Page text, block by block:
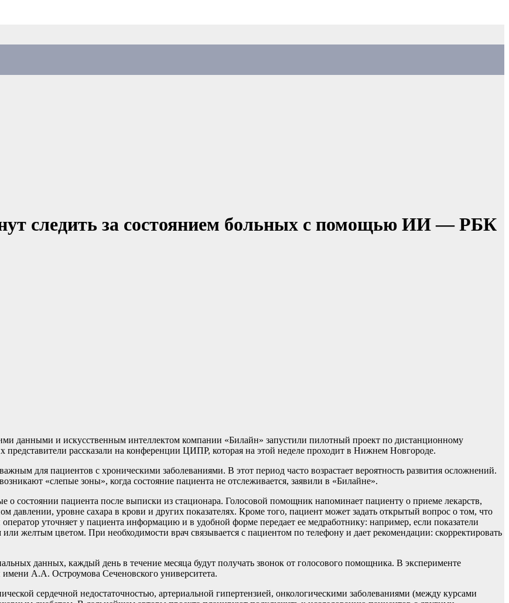
следить за состоянием больных с помощью ИИ — РБК
и искусственным интеллектом компании «Билайн» запустили пилотный проект по дистанционному
рассказали на конференции ЦИПР, которая на этой неделе проходит в Нижнем Новгороде.
для пациентов с хроническими заболеваниями. В этот период часто возрастает вероятность развития осложнений.
«слепые зоны», когда состояние пациента не отслеживается, заявили в «Билайне».
о состоянии пациента после выписки из стационара. Голосовой помощник напоминает пациенту о приеме лекарств,
давлении, уровне сахара в крови и других показателях. Кроме того, пациент может задать открытый вопрос о том, что
уточняет у пациента информацию и в удобной форме передает ее медработнику: например, если показатели
желтым цветом. При необходимости врач связывается с пациентом по телефону и дает рекомендации: скорректировать
данных, каждый день в течение месяца будут получать звонок от голосового помощника. В эксперименте
А.А. Остроумова Сеченовского университета.
сердечной недостаточностью, артериальной гипертензией, онкологическими заболеваниями (между курсами